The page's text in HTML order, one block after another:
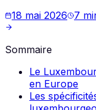
18 mai 2026
7
Sommaire
Le
en Europe
Les